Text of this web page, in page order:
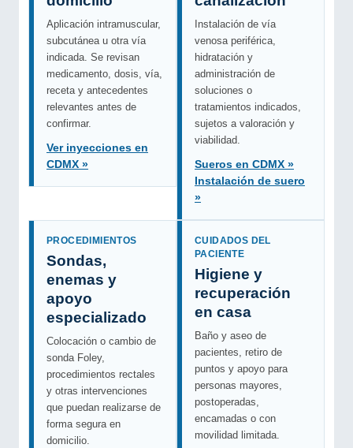
Aplicación intramuscular,
subcutánea u otra vía
indicada. Se revisan
medicamento, dosis, vía,
receta y antecedentes
relevantes antes de
confirmar.
Ver inyecciones en
CDMX »
Instalación de vía
venosa periférica,
hidratación y
administración de
soluciones o
tratamientos indicados,
sujetos a valoración y
viabilidad.
Sueros en CDMX »
Instalación de suero
»
PROCEDIMIENTOS
Sondas,
enemas y
apoyo
especializado
Colocación o cambio de
sonda Foley,
procedimientos rectales
y otras intervenciones
que puedan realizarse de
forma segura en
domicilio.
CUIDADOS DEL
PACIENTE
Higiene y
recuperación
en casa
Baño y aseo de
pacientes, retiro de
puntos y apoyo para
personas mayores,
postoperadas,
encamadas o con
movilidad limitada.